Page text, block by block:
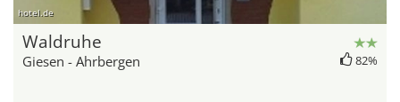
hotel.de
Waldruhe
Giesen - Ahrbergen 82%